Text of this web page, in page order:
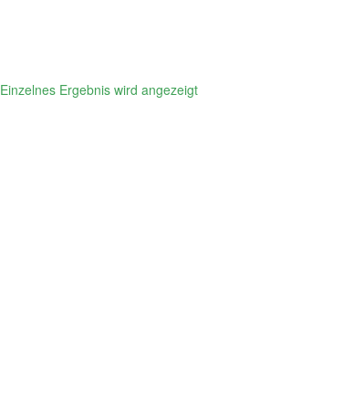
Einzelnes Ergebnis wird angezeigt